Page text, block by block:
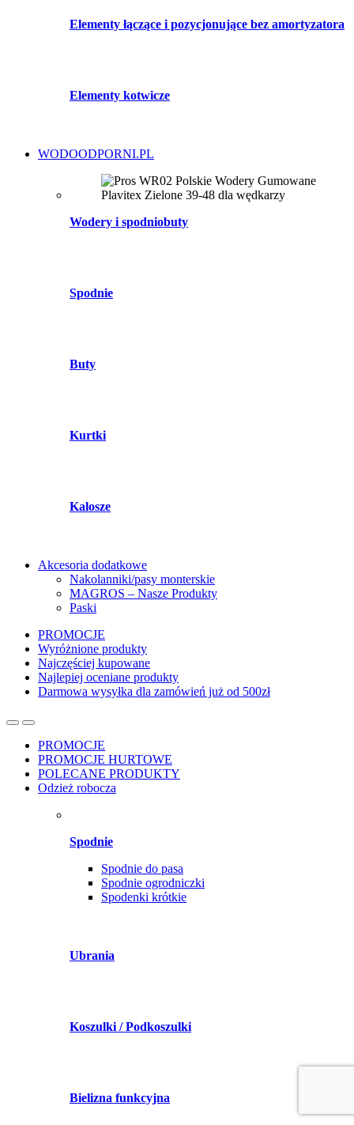
Elementy łączące i pozycjonujące bez amortyzatora
Elementy kotwicze
WODOODPORNI.PL
Wodery i spodniobuty
Spodnie
Buty
Kurtki
Kalosze
Akcesoria dodatkowe
Nakolanniki/pasy monterskie
MAGROS – Nasze Produkty
Paski
PROMOCJE
Wyróżnione produkty
Najczęściej kupowane
Najlepiej oceniane produkty
Darmowa wysyłka dla zamówień już od 500zł
PROMOCJE
PROMOCJE HURTOWE
POLECANE PRODUKTY
Odzież robocza
Spodnie
Spodnie do pasa
Spodnie ogrodniczki
Spodenki krótkie
Ubrania
Koszulki / Podkoszulki
Bielizna funkcyjna